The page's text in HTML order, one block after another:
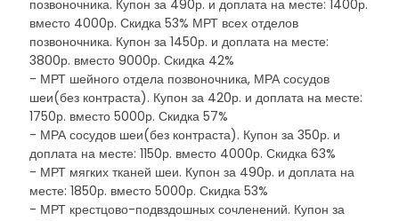
позвоночника. Купон за 490р. и доплата на месте: 1400р.
вместо 4000р. Скидка 53% МРТ всех отделов
позвоночника. Купон за 1450р. и доплата на месте:
3800р. вместо 9000р. Скидка 42%
- МРТ шейного отдела позвоночника, МРА сосудов
шеи(без контраста). Купон за 420р. и доплата на месте:
1750р. вместо 5000р. Скидка 57%
- МРА сосудов шеи(без контраста). Купон за 350р. и
доплата на месте: 1150р. вместо 4000р. Скидка 63%
- МРТ мягких тканей шеи. Купон за 490р. и доплата на
месте: 1850р. вместо 5000р. Скидка 53%
- МРТ крестцово-подвздошных сочленений. Купон за